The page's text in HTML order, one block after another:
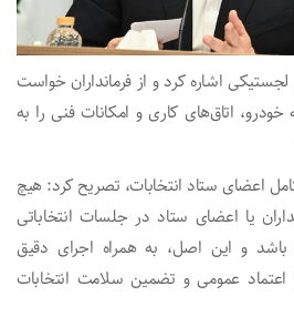
اشاره کرد و از فرمانداران خواست
خودرو، اتاق‌های کاری و امکانات فنی را به
اعضای ستاد انتخابات، تصریح کرد: هیچ
یا اعضای ستاد در جلسات انتخاباتی
باشد و این اصل، به همراه اجرای دقیق
اعتماد عمومی و تضمین سلامت انتخابات